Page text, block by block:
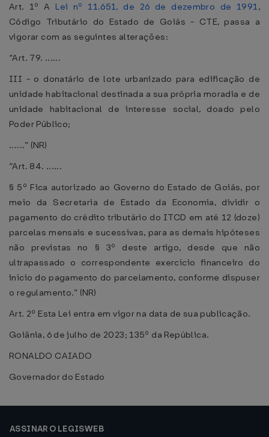
Art. 1º A Lei nº 11.651, de 26 de dezembro de 1991,
Código Tributário do Estado de Goiás - CTE, passa a
vigorar com as seguintes alterações:
“Art. 79. ......
III - o donatário de lote urbanizado para edificação de
unidade habitacional destinada a sua própria moradia e de
unidade habitacional de interesse social, doado pelo
Poder Público;
......” (NR)
“Art. 84. ......
§ 5º Fica autorizado ao Governo do Estado de Goiás, por
meio da Secretaria de Estado da Economia, dividir o
pagamento do crédito tributário do ITCD em até 12 (doze)
parcelas mensais e sucessivas, para as demais hipóteses
não previstas no § 3º deste artigo, desde que não
ultrapassado o correspondente exercício financeiro do
início do pagamento do parcelamento, conforme dispuser
o regulamento.” (NR)
Art. 2º Esta Lei entra em vigor na data de sua publicação.
Goiânia, 6 de julho de 2023; 135º da República.
RONALDO CAIADO
Governador do Estado
ASSINAR O LEGISWEB